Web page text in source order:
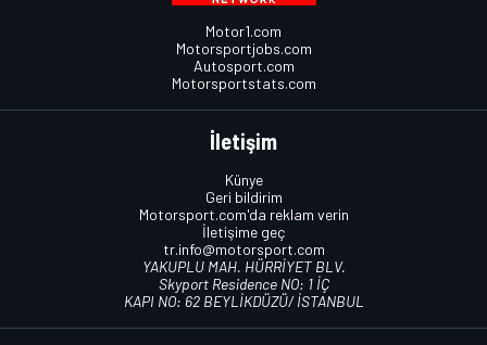
Motor1.com
Motorsportjobs.com
Autosport.com
Motorsportstats.com
İletişim
Künye
Geri bildirim
Motorsport.com'da reklam verin
İletişime geç
tr.info@motorsport.com
YAKUPLU MAH. HÜRRİYET BLV.
Skyport Residence NO: 1 İÇ
KAPI NO: 62 BEYLİKDÜZÜ/ İSTANBUL